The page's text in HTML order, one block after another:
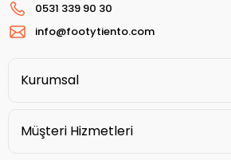
0531 339 90 30
info@footytiento.com
Kurumsal
Müşteri Hizmetleri